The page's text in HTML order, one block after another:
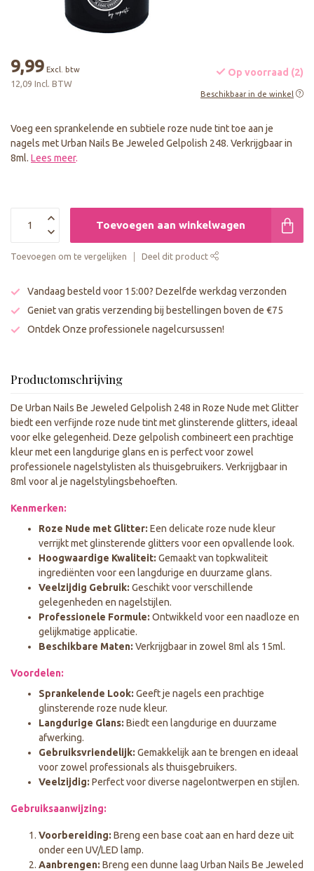
9,99 Excl. btw
12,09 Incl. BTW
Op voorraad (2)
Beschikbaar in de winkel
Voeg een sprankelende en subtiele roze nude tint toe aan je
nagels met Urban Nails Be Jeweled Gelpolish 248. Verkrijgbaar in
8ml. Lees meer.
Toevoegen aan winkelwagen
Toevoegen om te vergelijken Deel dit product
Vandaag besteld voor 15:00? Dezelfde werkdag verzonden
Geniet van gratis verzending bij bestellingen boven de €75
Ontdek Onze professionele nagelcursussen!
Productomschrijving
De Urban Nails Be Jeweled Gelpolish 248 in Roze Nude met Glitter
biedt een verfijnde roze nude tint met glinsterende glitters, ideaal
voor elke gelegenheid. Deze gelpolish combineert een prachtige
kleur met een langdurige glans en is perfect voor zowel
professionele nagelstylisten als thuisgebruikers. Verkrijgbaar in
8ml voor al je nagelstylingsbehoeften.
Kenmerken:
Roze Nude met Glitter: Een delicate roze nude kleur
verrijkt met glinsterende glitters voor een opvallende look.
Hoogwaardige Kwaliteit: Gemaakt van topkwaliteit
ingrediënten voor een langdurige en duurzame glans.
Veelzijdig Gebruik: Geschikt voor verschillende
gelegenheden en nagelstijlen.
Professionele Formule: Ontwikkeld voor een naadloze en
gelijkmatige applicatie.
Beschikbare Maten: Verkrijgbaar in zowel 8ml als 15ml.
Voordelen:
Sprankelende Look: Geeft je nagels een prachtige
glinsterende roze nude kleur.
Langdurige Glans: Biedt een langdurige en duurzame
afwerking.
Gebruiksvriendelijk: Gemakkelijk aan te brengen en ideaal
voor zowel professionals als thuisgebruikers.
Veelzijdig: Perfect voor diverse nagelontwerpen en stijlen.
Gebruiksaanwijzing:
Voorbereiding: Breng een base coat aan en hard deze uit
onder een UV/LED lamp.
Aanbrengen: Breng een dunne laag Urban Nails Be Jeweled